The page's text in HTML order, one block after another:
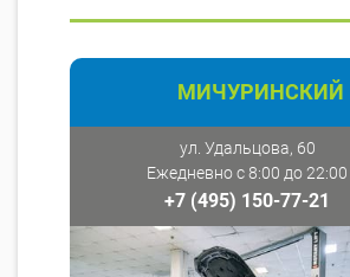
МИЧУРИНСКИЙ
ул. Удальцова, 60
Ежедневно с 8:00 до 22:00
+7 (495) 150-77-21